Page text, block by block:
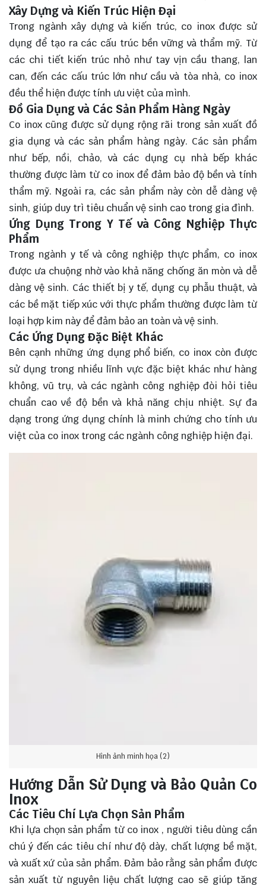
Xây Dựng và Kiến Trúc Hiện Đại
Trong ngành xây dựng và kiến trúc, co inox được sử
dụng để tạo ra các cấu trúc bền vững và thẩm mỹ. Từ
các chi tiết kiến trúc nhỏ như tay vịn cầu thang, lan
can, đến các cấu trúc lớn như cầu và tòa nhà, co inox
đều thể hiện được tính ưu việt của mình.
Đồ Gia Dụng và Các Sản Phẩm Hàng Ngày
Co inox cũng được sử dụng rộng rãi trong sản xuất đồ
gia dụng và các sản phẩm hàng ngày. Các sản phẩm
như bếp, nồi, chảo, và các dụng cụ nhà bếp khác
thường được làm từ co inox để đảm bảo độ bền và tính
thẩm mỹ. Ngoài ra, các sản phẩm này còn dễ dàng vệ
sinh, giúp duy trì tiêu chuẩn vệ sinh cao trong gia đình.
Ứng Dụng Trong Y Tế và Công Nghiệp Thực
Phẩm
Trong ngành y tế và công nghiệp thực phẩm, co inox
được ưa chuộng nhờ vào khả năng chống ăn mòn và dễ
dàng vệ sinh. Các thiết bị y tế, dụng cụ phẫu thuật, và
các bề mặt tiếp xúc với thực phẩm thường được làm từ
loại hợp kim này để đảm bảo an toàn và vệ sinh.
Các Ứng Dụng Đặc Biệt Khác
Bên cạnh những ứng dụng phổ biến, co inox còn được
sử dụng trong nhiều lĩnh vực đặc biệt khác như hàng
không, vũ trụ, và các ngành công nghiệp đòi hỏi tiêu
chuẩn cao về độ bền và khả năng chịu nhiệt. Sự đa
dạng trong ứng dụng chính là minh chứng cho tính ưu
việt của co inox trong các ngành công nghiệp hiện đại.
Hình ảnh minh họa (2)
Hướng Dẫn Sử Dụng và Bảo Quản Co
Inox
Các Tiêu Chí Lựa Chọn Sản Phẩm
Khi lựa chọn sản phẩm từ co inox , người tiêu dùng cần
chú ý đến các tiêu chí như độ dày, chất lượng bề mặt,
và xuất xứ của sản phẩm. Đảm bảo rằng sản phẩm được
sản xuất từ nguyên liệu chất lượng cao sẽ giúp tăng